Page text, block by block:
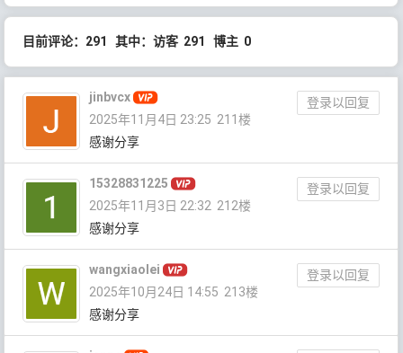
目前评论：291 其中：访客 291 博主 0
jinbvcx
登录以回复
2025年11月4日 23:25 211楼
感谢分享
15328831225
登录以回复
2025年11月3日 22:32 212楼
感谢分享
wangxiaolei
登录以回复
2025年10月24日 14:55 213楼
感谢分享